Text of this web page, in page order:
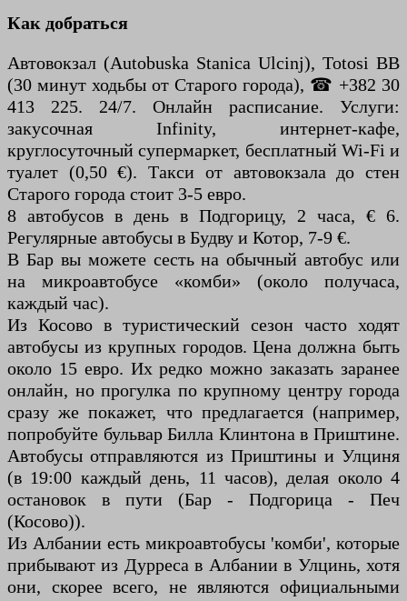
Как добраться
Автовокзал (Autobuska Stanica Ulcinj), Totosi BB
(30 минут ходьбы от Старого города), ☎ +382 30
413 225. 24/7. Онлайн расписание. Услуги:
закусочная Infinity, интернет-кафе,
круглосуточный супермаркет, бесплатный Wi-Fi и
туалет (0,50 €). Такси от автовокзала до стен
Старого города стоит 3-5 евро.
8 автобусов в день в Подгорицу, 2 часа, € 6.
Регулярные автобусы в Будву и Котор, 7-9 €.
В Бар вы можете сесть на обычный автобус или
на микроавтобусе «комби» (около получаса,
каждый час).
Из Косово в туристический сезон часто ходят
автобусы из крупных городов. Цена должна быть
около 15 евро. Их редко можно заказать заранее
онлайн, но прогулка по крупному центру города
сразу же покажет, что предлагается (например,
попробуйте бульвар Билла Клинтона в Приштине.
Автобусы отправляются из Приштины и Улциня
(в 19:00 каждый день, 11 часов), делая около 4
остановок в пути (Бар - Подгорица - Печ
(Косово)).
Из Албании есть микроавтобусы 'комби', которые
прибывают из Дурреса в Албании в Улцинь, хотя
они, скорее всего, не являются официальными